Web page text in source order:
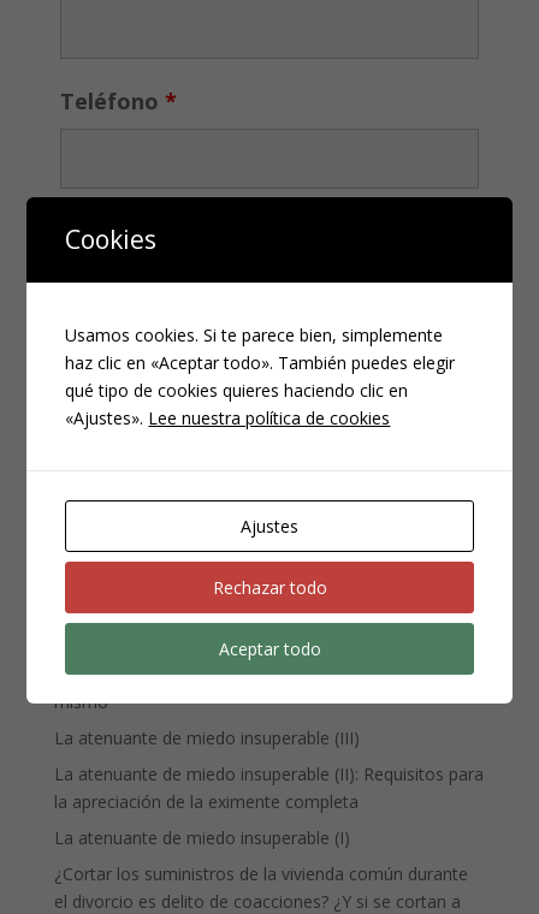
Teléfono *
CATEGORÍAS
Compliance
Uncategorized
Denuncia, querella y atestado policial: por qué no es lo
mismo
La atenuante de miedo insuperable (III)
La atenuante de miedo insuperable (II): Requisitos para
la apreciación de la eximente completa
La atenuante de miedo insuperable (I)
¿Cortar los suministros de la vivienda común durante
el divorcio es delito de coacciones? ¿Y si se cortan a
Cookies
Usamos cookies. Si te parece bien, simplemente
haz clic en «Aceptar todo». También puedes elegir
qué tipo de cookies quieres haciendo clic en
«Ajustes». Lee nuestra política de cookies
Ajustes
Rechazar todo
Aceptar todo